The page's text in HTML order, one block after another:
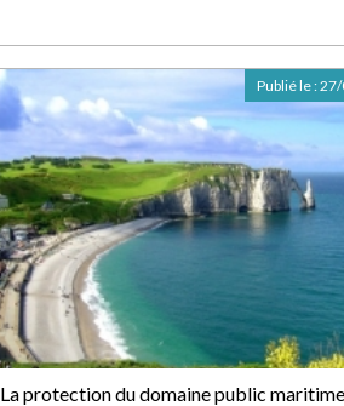
La protection du domaine public
Publié le :27/